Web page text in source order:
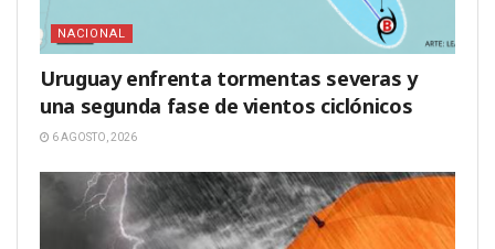
NACIONAL
Uruguay enfrenta tormentas severas y
una segunda fase de vientos ciclónicos
6 AGOSTO, 2026